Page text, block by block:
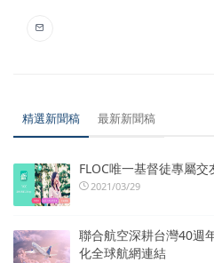
精選新聞稿 最新新聞稿
FLOC唯一基督徒專屬
2021/03/29
聯合航空深耕台灣40週
化全球航網連結